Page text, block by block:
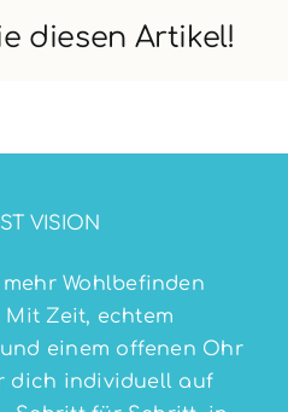
diesen Artikel!
VISION
mehr Wohlbefinden
Mit Zeit, echtem
einem offenen Ohr
dich individuell auf